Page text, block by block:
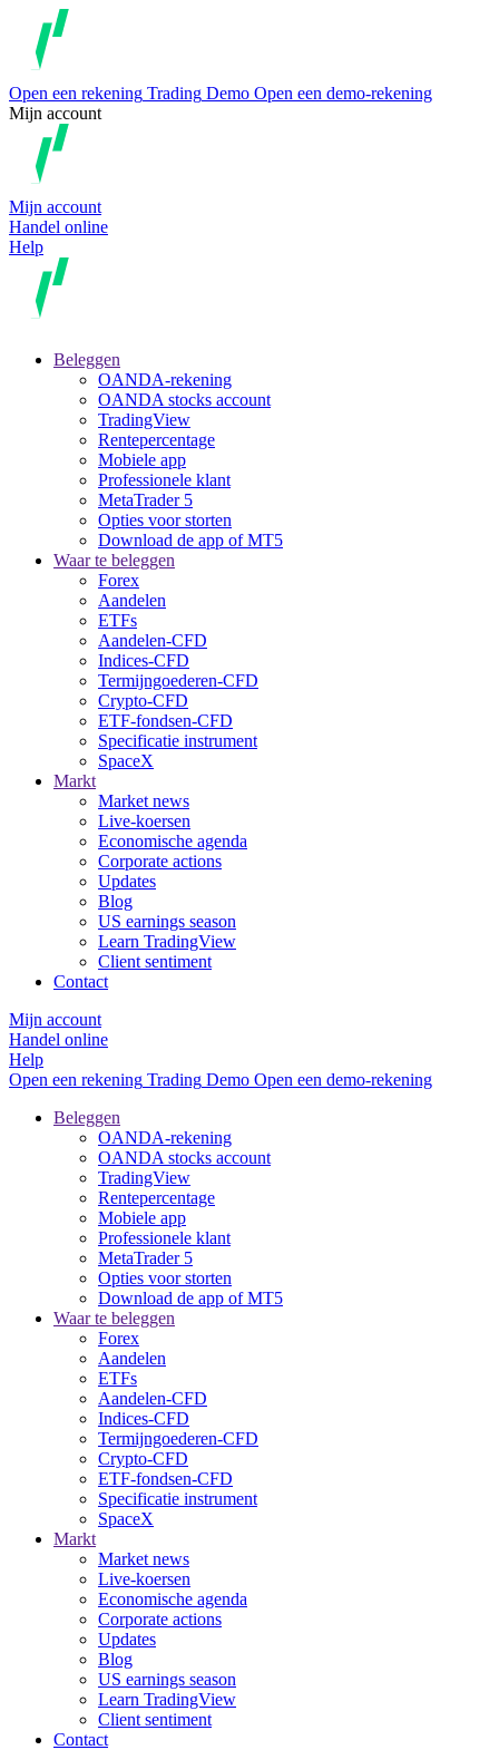
Open een rekening Trading Demo Open een demo-rekening
Mijn account
Mijn account
Handel online
Help
Beleggen
OANDA-rekening
OANDA stocks account
TradingView
Rentepercentage
Mobiele app
Professionele klant
MetaTrader 5
Opties voor storten
Download de app of MT5
Waar te beleggen
Forex
Aandelen
ETFs
Aandelen-CFD
Indices-CFD
Termijngoederen-CFD
Crypto-CFD
ETF-fondsen-CFD
Specificatie instrument
SpaceX
Markt
Market news
Live-koersen
Economische agenda
Corporate actions
Updates
Blog
US earnings season
Learn TradingView
Client sentiment
Contact
Mijn account
Handel online
Help
Open een rekening Trading Demo Open een demo-rekening
Beleggen
OANDA-rekening
OANDA stocks account
TradingView
Rentepercentage
Mobiele app
Professionele klant
MetaTrader 5
Opties voor storten
Download de app of MT5
Waar te beleggen
Forex
Aandelen
ETFs
Aandelen-CFD
Indices-CFD
Termijngoederen-CFD
Crypto-CFD
ETF-fondsen-CFD
Specificatie instrument
SpaceX
Markt
Market news
Live-koersen
Economische agenda
Corporate actions
Updates
Blog
US earnings season
Learn TradingView
Client sentiment
Contact